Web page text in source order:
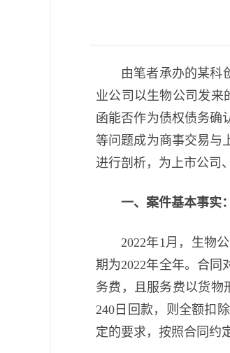
由笔者承办的某科
业公司以生物公司发来
函能否作为债权债务确
等问题成为商事交易与
进行剖析，为上市公司
一、案件基本事实
2022年1月，生物
期为2022年全年。合
务费，且服务费以货物
240日回款，则全额扣
定的要求，按照合同约